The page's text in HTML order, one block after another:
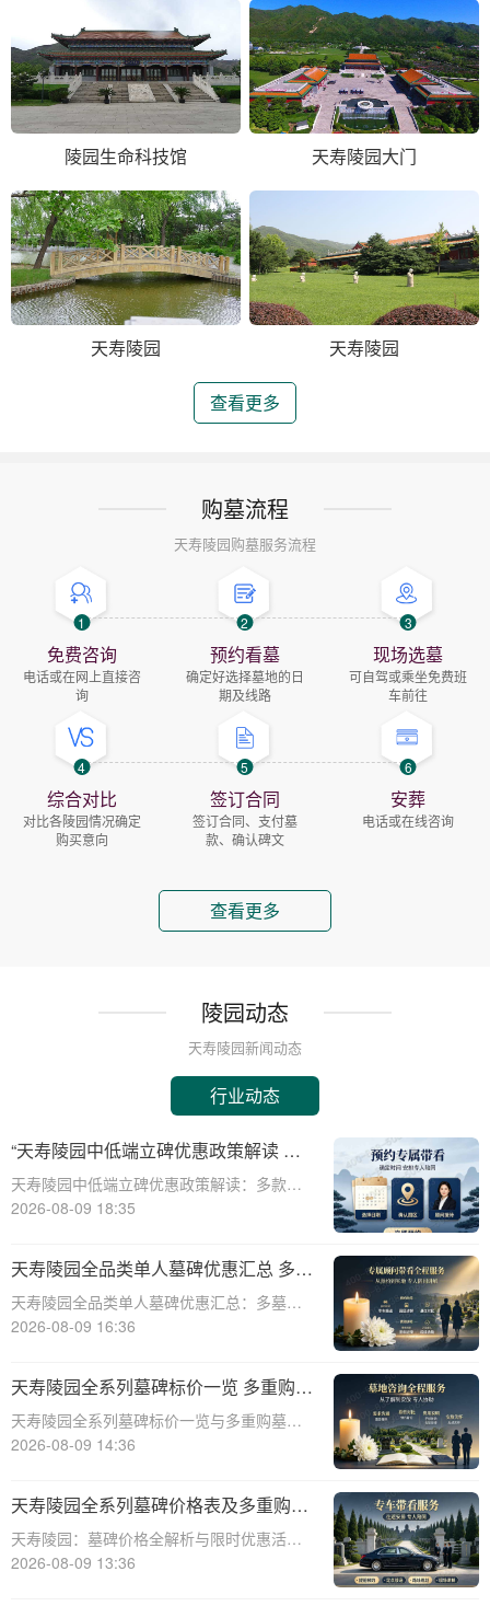
陵园生命科技馆 天寿陵园大门
天寿陵园 天寿陵园
查看更多
购墓流程
天寿陵园购墓服务流程
1
免费咨询
电话或在网上直接咨
询
2
预约看墓
确定好选择墓地的日
期及线路
3
现场选墓
可自驾或乘坐免费班
车前往
4
综合对比
对比各陵园情况确定
购买意向
5
签订合同
签订合同、支付墓
款、确认碑文
6
安葬
电话或在线咨询
查看更多
陵园动态
天寿陵园新闻动态
行业动态
“天寿陵园中低端立碑优惠政策解读 多
款特价墓位限时开抢”
天寿陵园中低端立碑优惠政策解读：多款特
价墓位限时开抢☎ 天寿陵园电话:400-838-
尊重与理解不断加深，陵园作为安息逝者的
神圣之地，其服务质量和性价比也日
2026-08-09 18:35
天寿陵园全品类单人墓碑优惠汇总 多墓
型组合选购折上折
天寿陵园全品类单人墓碑优惠汇总：多墓型
组合选购折上折☎ 天寿陵园电话:400-838-
牌，始终致力于为家属提供最优质、最人性
化的殡葬服务。在众多的服务项目中
2026-08-09 16:36
天寿陵园全系列墓碑标价一览 多重购墓
优惠限时申领详解
天寿陵园全系列墓碑标价一览与多重购墓优
惠限时申领详解☎ 天寿陵园电话:400-838-
一直以其高品质的服务和卓越的墓碑设计而
闻名。为了满足不同客户的需求，天
2026-08-09 14:36
天寿陵园全系列墓碑价格表及多重购墓
优惠限时申请指南
天寿陵园：墓碑价格全解析与限时优惠活动
深度解读☎ 天寿陵园电话:400-838-5063作
2026-08-09 13:36